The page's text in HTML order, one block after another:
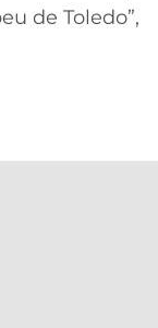
de Toledo”,